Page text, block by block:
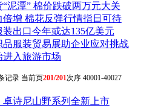
泥潭” 棉价跌破两万元大关
倍增 棉花反弹行情指日可待
出口今年或达135亿美元
品服装贸易展助企业应对挑战
进入旅游市场
记录 当前页201/201次序 40001-40027
卓诗尼山野系列全新上市